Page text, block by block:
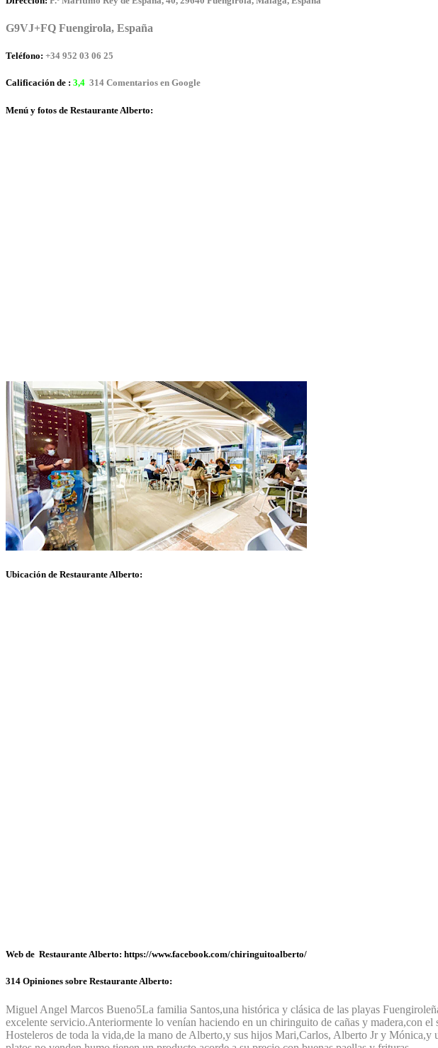
G9VJ+FQ Fuengirola, España
Teléfono: +34 952 03 06 25
Calificación de : 3,4 314 Comentarios en Google
Menú y fotos de Restaurante Alberto:
Ubicación de Restaurante Alberto:
Web de Restaurante Alberto: https://www.facebook.com/chiringuitoalberto/
314 Opiniones sobre Restaurante Alberto:
Miguel Angel Marcos Bueno5La familia Santos,una histórica y clásica de las playas
excelente servicio.Anteriormente lo venían haciendo en un chiringuito de cañas y madera,con
Hosteleros de toda la vida,de la mano de Alberto,y sus hijos Mari,Carlos, Alberto Jr y